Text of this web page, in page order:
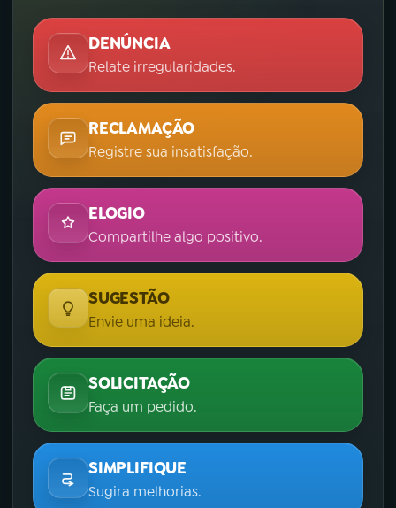
DENÚNCIA
Relate irregularidades.
RECLAMAÇÃO
Registre sua insatisfação.
ELOGIO
Compartilhe algo positivo.
SUGESTÃO
Envie uma ideia.
SOLICITAÇÃO
Faça um pedido.
SIMPLIFIQUE
Sugira melhorias.